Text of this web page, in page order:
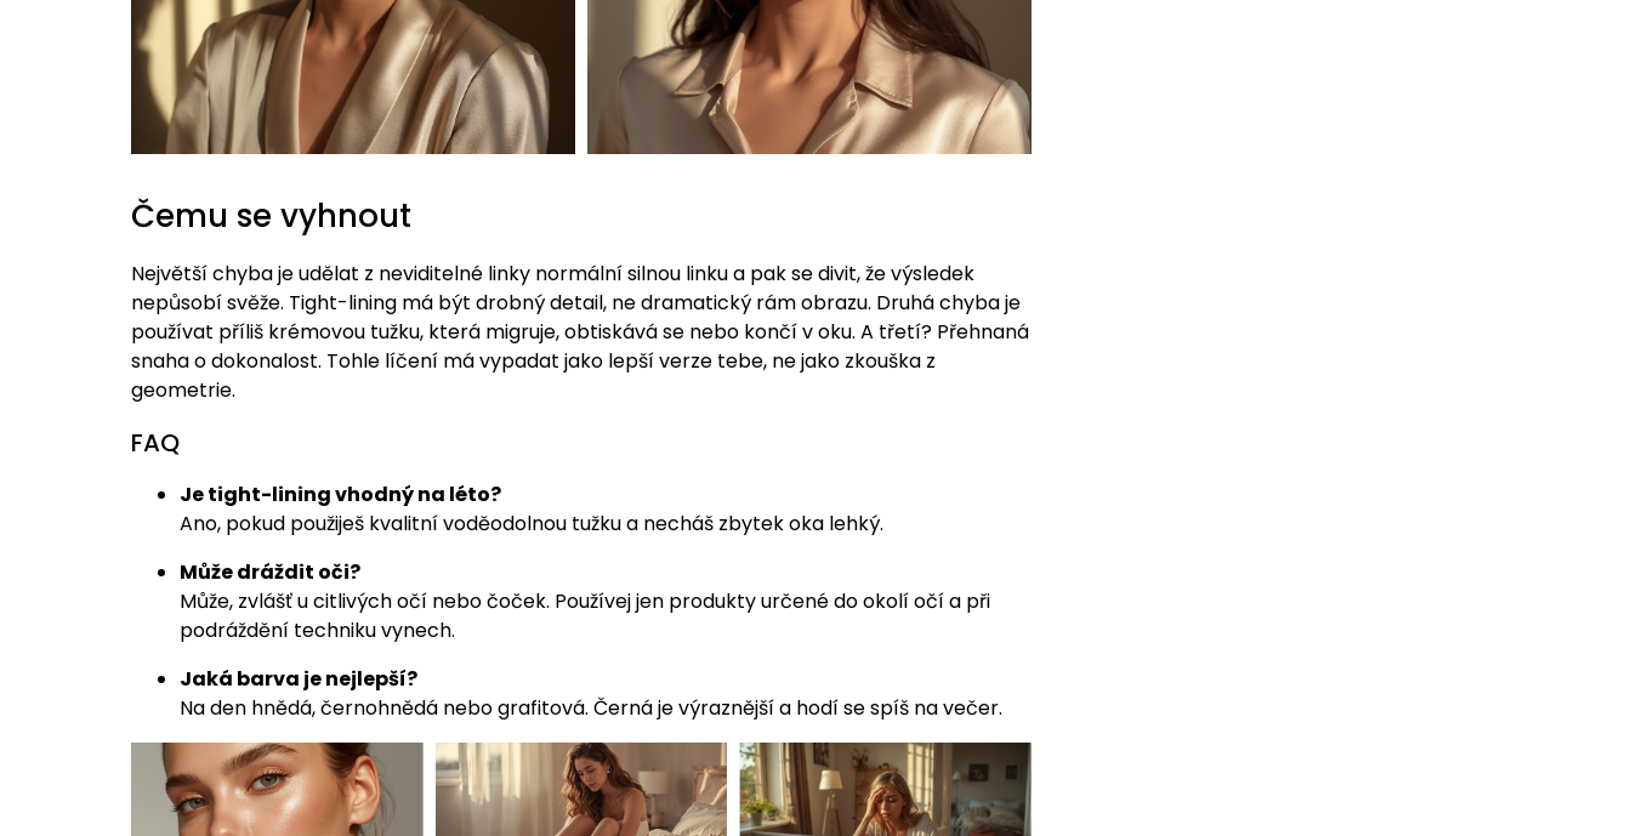
Čemu se vyhnout
Největší chyba je udělat z neviditelné linky normální silnou linku a pak se divit, že výsledek
nepůsobí svěže. Tight-lining má být drobný detail, ne dramatický rám obrazu. Druhá chyba je
používat příliš krémovou tužku, která migruje, obtiskává se nebo končí v oku. A třetí? Přehnaná
snaha o dokonalost. Tohle líčení má vypadat jako lepší verze tebe, ne jako zkouška z
geometrie.
FAQ
Je tight-lining vhodný na léto?
Ano, pokud použiješ kvalitní voděodolnou tužku a necháš zbytek oka lehký.
Může dráždit oči?
Může, zvlášť u citlivých očí nebo čoček. Používej jen produkty určené do okolí očí a při
podráždění techniku vynech.
Jaká barva je nejlepší?
Na den hnědá, černohnědá nebo grafitová. Černá je výraznější a hodí se spíš na večer.